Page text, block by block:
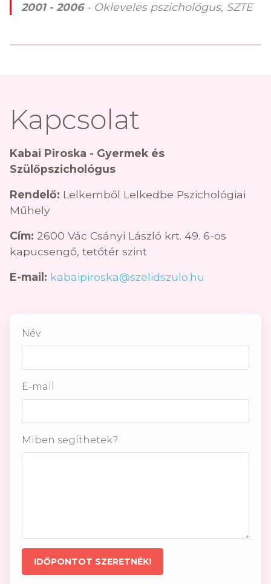
2001 - 2006- Okleveles pszichológus, SZTE
Kapcsolat
Kabai Piroska - Gyermek és
Szülőpszichológus
Rendelő: Lelkemből Lelkedbe Pszichológiai
Műhely
Cím: 2600 Vác Csányi László krt. 49. 6-os
kapucsengő, tetőtér szint
E-mail: kabaipiroska@szelidszulo.hu
Név
E-mail
Miben segíthetek?
IDŐPONTOT SZERETNÉK!